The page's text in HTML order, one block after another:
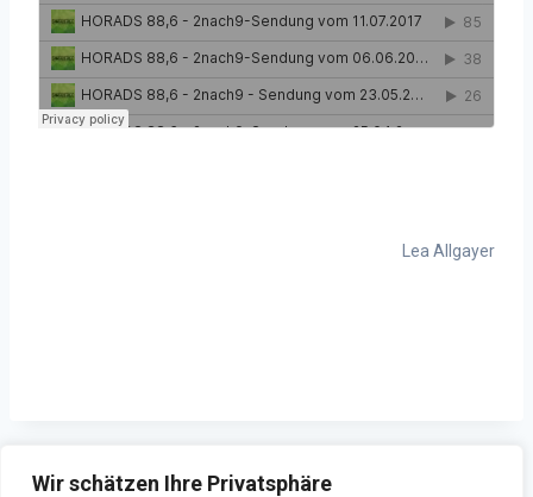
Wir schätzen Ihre Privatsphäre
Lea Allgayer
ZURÜCK